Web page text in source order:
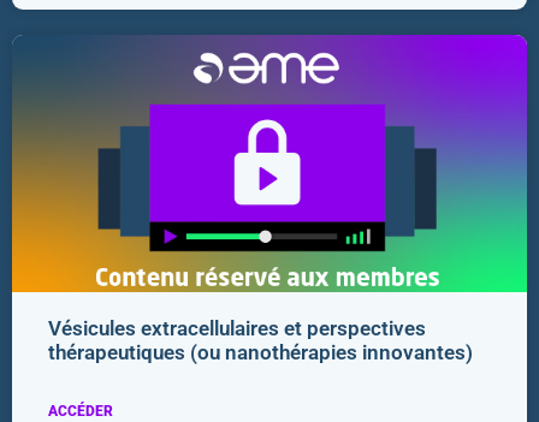
Vésicules extracellulaires et perspectives
thérapeutiques (ou nanothérapies innovantes)
ACCÉDER